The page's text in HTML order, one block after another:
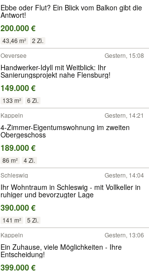
Ebbe oder Flut? Ein Blick vom Balkon gibt die
Antwort!
200.000 €
43,46 m²
2 Zi.
Oeversee
Gestern, 15:08
Handwerker-Idyll mit Weitblick: Ihr
Sanierungsprojekt nahe Flensburg!
149.000 €
133 m²
6 Zi.
Kappeln
Gestern, 14:21
4-Zimmer-Eigentumswohnung im zweiten
Obergeschoss
189.000 €
86 m²
4 Zi.
Schleswig
Gestern, 14:04
Ihr Wohntraum in Schleswig - mit Vollkeller in
ruhiger und bevorzugter Lage
390.000 €
141 m²
5 Zi.
Kappeln
Gestern, 13:06
Ein Zuhause, viele Möglichkeiten - Ihre
Entscheidung!
399.000 €